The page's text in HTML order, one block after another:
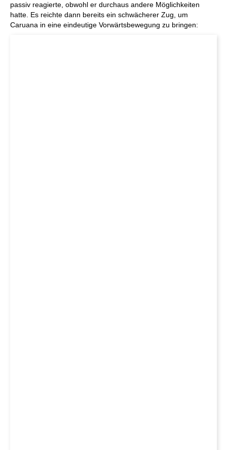
passiv reagierte, obwohl er durchaus andere Möglichkeiten
hatte. Es reichte dann bereits ein schwächerer Zug, um
Caruana in eine eindeutige Vorwärtsbewegung zu bringen: